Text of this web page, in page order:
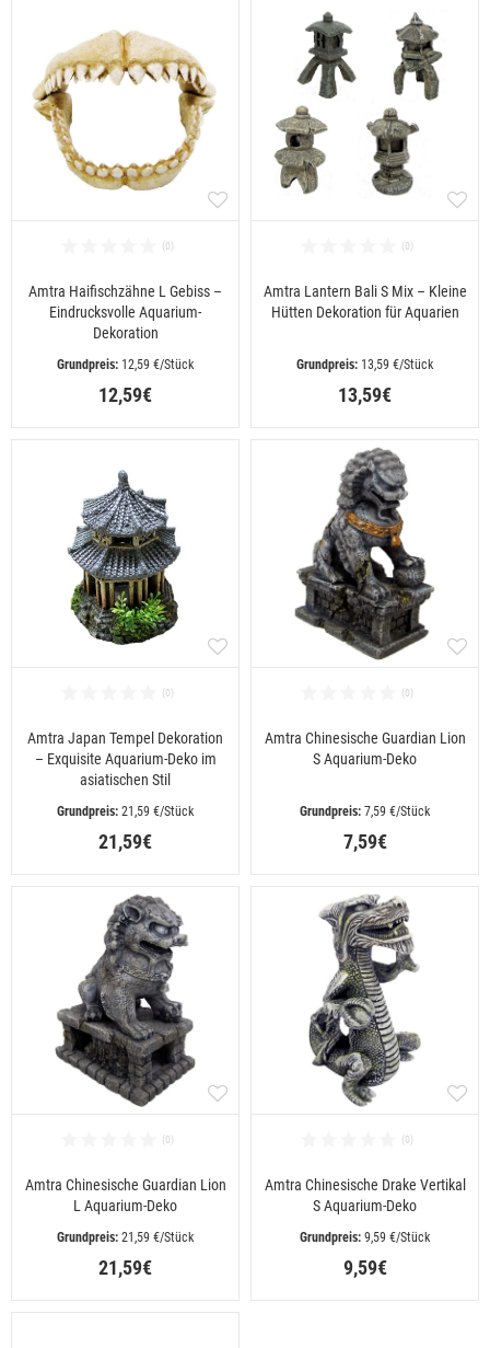
Amtra Haifischzähne L Gebiss –
Eindrucksvolle Aquarium-
Dekoration
12,59 €/Stück
12,59€
Amtra Lantern Bali S Mix – Kleine
Hütten Dekoration für Aquarien
13,59 €/Stück
13,59€
Amtra Japan Tempel Dekoration
– Exquisite Aquarium-Deko im
asiatischen Stil
21,59 €/Stück
21,59€
Amtra Chinesische Guardian Lion
S Aquarium-Deko
7,59 €/Stück
7,59€
Amtra Chinesische Guardian Lion
L Aquarium-Deko
21,59 €/Stück
21,59€
Amtra Chinesische Drake Vertikal
S Aquarium-Deko
9,59 €/Stück
9,59€